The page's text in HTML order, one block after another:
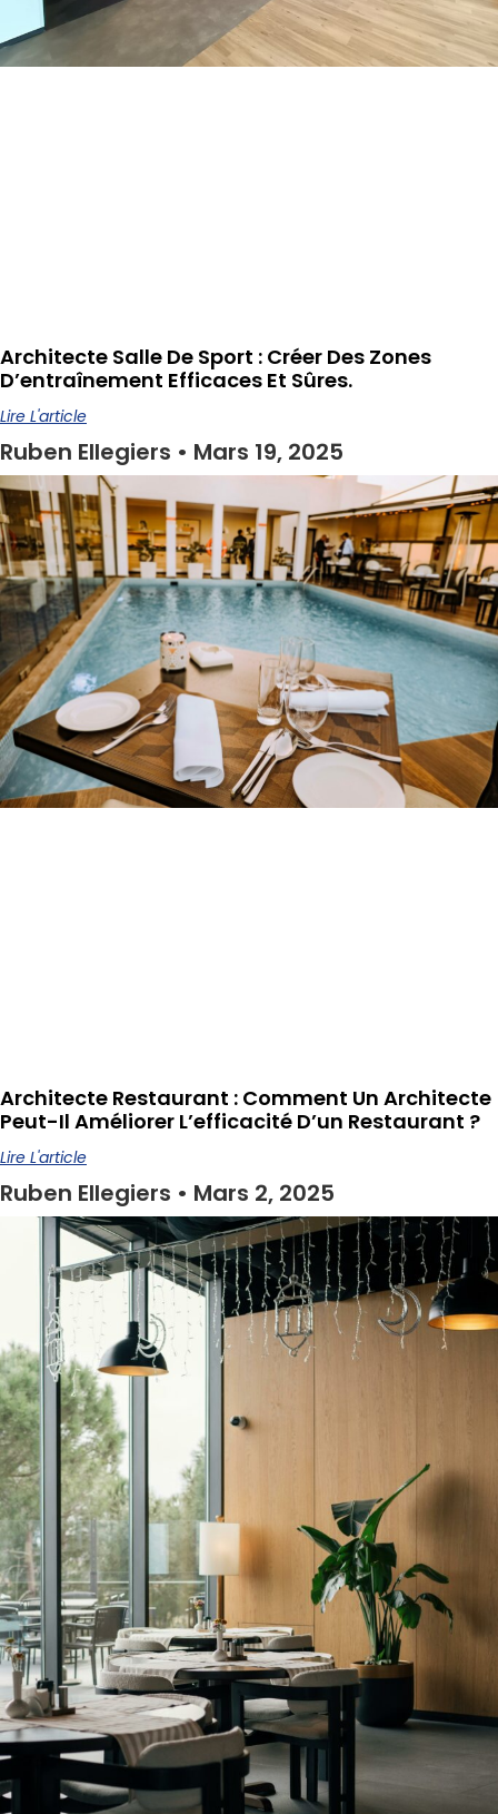
Architecte Salle De Sport : Créer Des Zones
D’entraînement Efficaces Et Sûres.
Lire L'article
Ruben Ellegiers Mars 19, 2025
Architecte Restaurant : Comment Un Architecte
Peut-Il Améliorer L’efficacité D’un Restaurant ?
Lire L'article
Ruben Ellegiers Mars 2, 2025